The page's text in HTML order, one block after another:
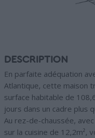
DESCRIPTION
En parfaite adéquation
Atlantique, cette maison
surface habitable de
jours dans un cadre plus
Au rez-de-chaussée,
sur la cuisine de 12,2m²,